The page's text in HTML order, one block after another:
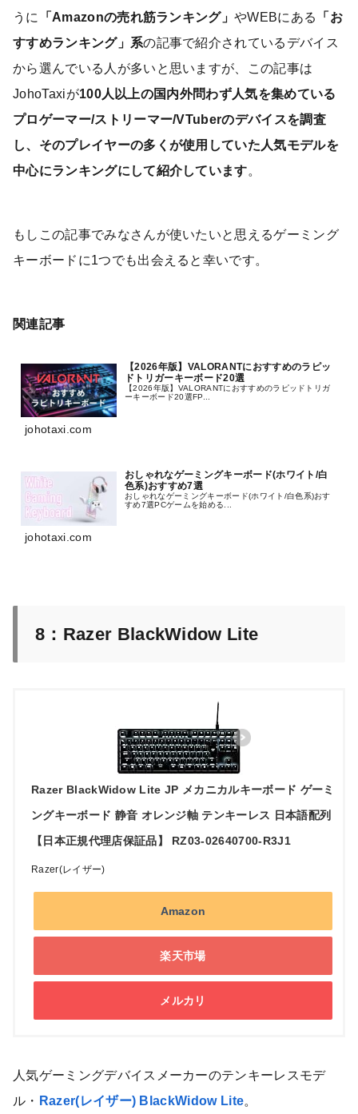
うに
「Amazonの売れ筋ランキング」やWEBにある
「お
すすめランキング」系の記事で紹介されているデバイス
から選んでいる人が多いと思いますが、この記事は
JohoTaxiが100人以上の国内外問わず人気を集めている
プロゲーマー/ストリーマー/VTuberのデバイスを調査
し、そのプレイヤーの多くが使用していた人気モデルを
中心にランキングにして紹介しています。
もしこの記事でみなさんが使いたいと思えるゲーミング
キーボードに1つでも出会えると幸いです。
関連記事
【2026年版】VALORANTにおすすめのラピッ
ドトリガーキーボード20選
【2026年版】VALORANTにおすすめのラピッドトリガ
ーキーボード20選FP...
johotaxi.com
おしゃれなゲーミングキーボード(ホワイト/白
色系)おすすめ7選
おしゃれなゲーミングキーボード(ホワイト/白色系)おす
すめ7選PCゲームを始める...
johotaxi.com
8：Razer BlackWidow Lite
Razer BlackWidow Lite JP メカニカルキーボード ゲーミ
ングキーボード 静音 オレンジ軸 テンキーレス 日本語配列
【日本正規代理店保証品】 RZ03-02640700-R3J1
Razer(レイザー)
Amazon
楽天市場
メルカリ
人気ゲーミングデバイスメーカーのテンキーレスモデ
ル・ Razer(レイザー) BlackWidow Lite。